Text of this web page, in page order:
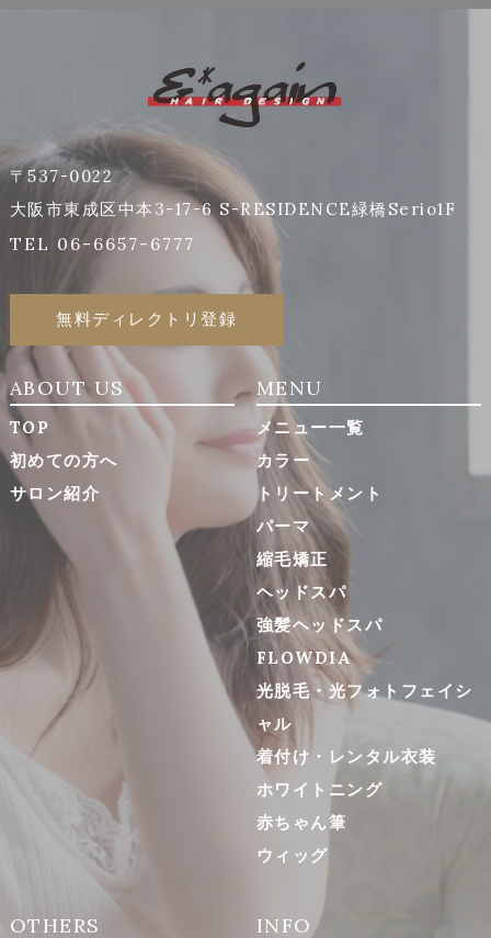
〒537-0022
大阪市東成区中本3-17-6 S-RESIDENCE緑橋Serio1F
TEL 06-6657-6777
無料ディレクトリ登録
ABOUT US
TOP
初めての方へ
サロン紹介
MENU
メニュー一覧
カラー
トリートメント
パーマ
縮毛矯正
ヘッドスパ
強髪ヘッドスパ
FLOWDIA
光脱毛・光フォトフェイシ
ャル
着付け・レンタル衣装
ホワイトニング
赤ちゃん筆
ウィッグ
OTHERS INFO